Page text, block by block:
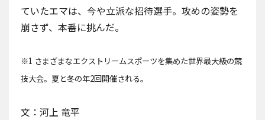
ていたエマは、今や立派な招待選手。攻めの姿勢を
崩さず、本番に挑んだ。
※1 さまざまなエクストリームスポーツを集めた世界最大級の競
技大会。夏と冬の年2回開催される。
文：河上 竜平